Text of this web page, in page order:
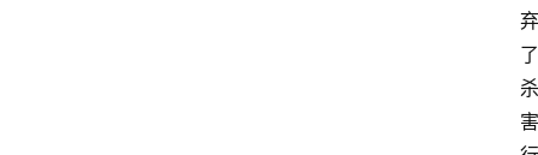
弃
了
杀
害